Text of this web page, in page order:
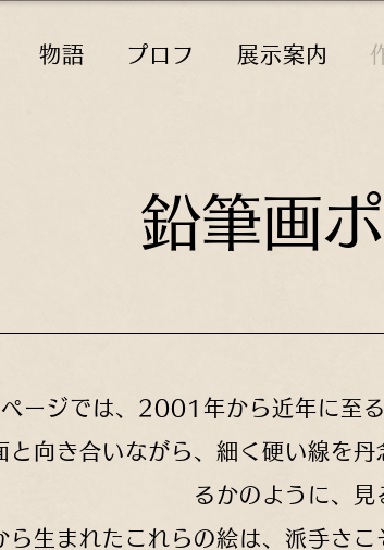
物語 プロフ 展示案内
鉛筆画
ージでは、2001年から近年に至
と向き合いながら、細く硬い線を
るかのように、見
ら生まれたこれらの絵は、派手さ